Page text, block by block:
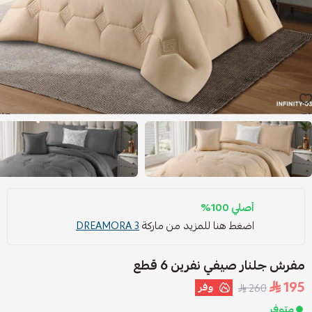
أصلي 100%
اضغط هنا للمزيد من ماركةDREAMORA 3
مفرش جلنار صيفي نفرين 6 قطع
195
260 وفر